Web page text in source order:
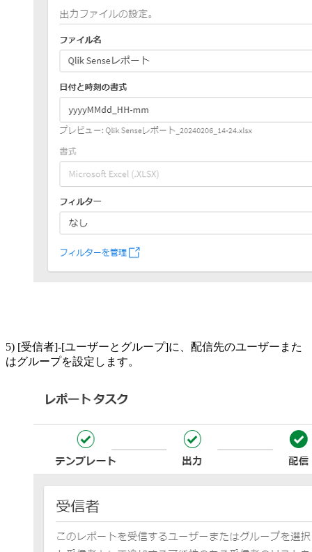
5) [受信者]-[ユーザーとグループ]に、配信先のユーザーまた
はグループを設定します。